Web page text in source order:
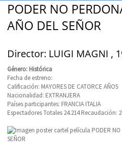
PODER NO
AÑO DEL SEÑOR
Director: LUIGI MAGNI ,
Género: Histórica
Fecha de estreno:
Calificación: MAYORES DE CATORCE AÑOS
Nacionalidad: EXTRANJERA
Países participantes: FRANCIA ITALIA
Espectadores Totales 24.214 Recaudación: